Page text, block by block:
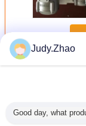
Meer
Judy.Zhao
Good day, what